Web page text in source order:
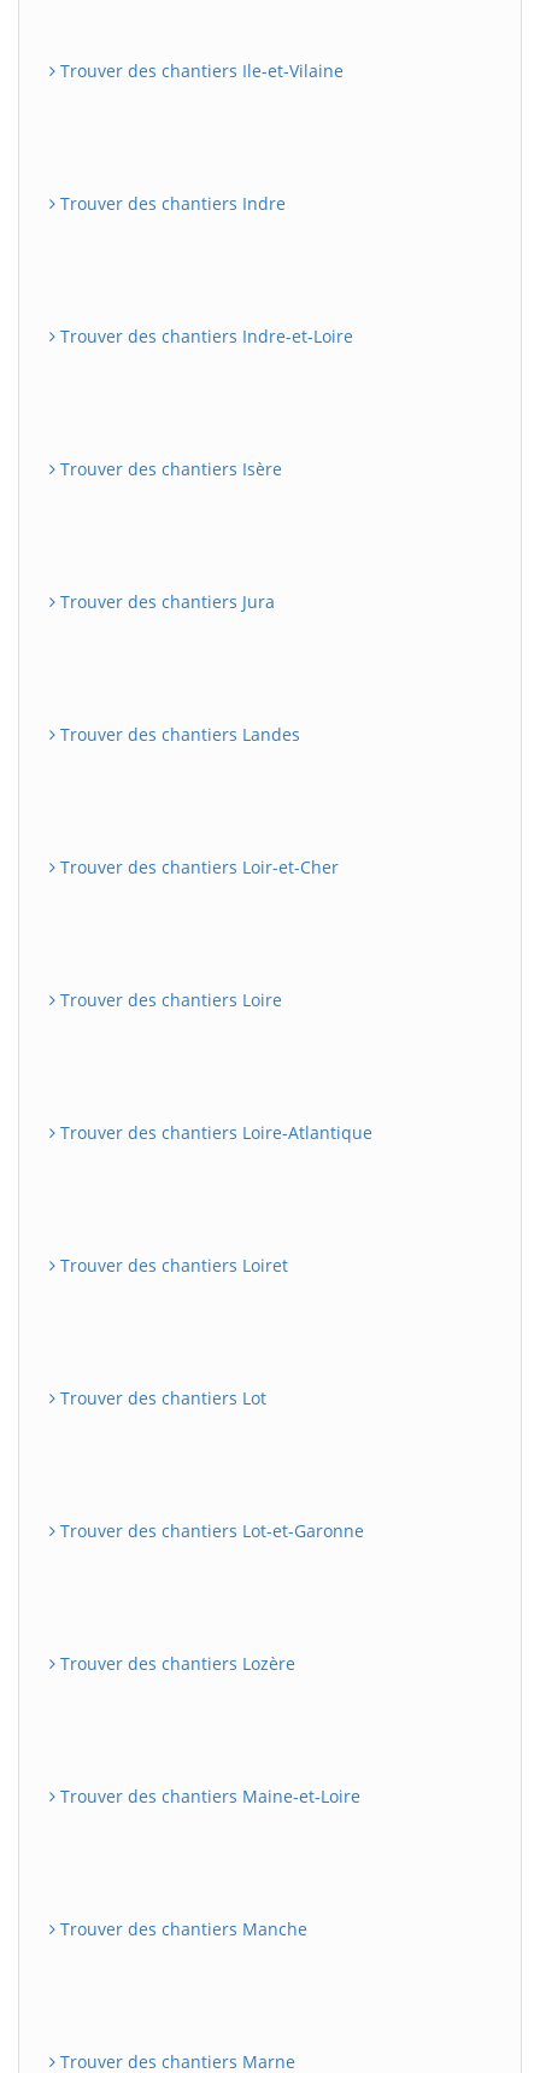
Trouver des chantiers Ile-et-Vilaine
Trouver des chantiers Indre
Trouver des chantiers Indre-et-Loire
Trouver des chantiers Isère
Trouver des chantiers Jura
Trouver des chantiers Landes
Trouver des chantiers Loir-et-Cher
Trouver des chantiers Loire
Trouver des chantiers Loire-Atlantique
Trouver des chantiers Loiret
Trouver des chantiers Lot
Trouver des chantiers Lot-et-Garonne
Trouver des chantiers Lozère
Trouver des chantiers Maine-et-Loire
Trouver des chantiers Manche
Trouver des chantiers Marne